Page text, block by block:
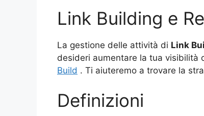
Link Building e
La gestione delle attività di Link
desideri aumentare la tua visibilità
Build . Ti aiuteremo a trovare la
Definizioni